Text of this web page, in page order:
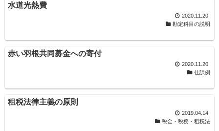
水道光熱費
2020.11.20
勘定科目の説明
赤い羽根共同募金への寄付
2020.11.20
仕訳例
租税法律主義の原則
2019.04.14
税金・税務・租税法